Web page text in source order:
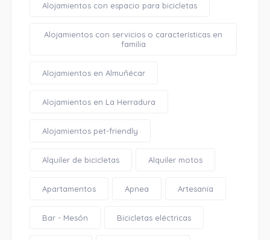
Alojamientos con espacio para bicicletas
Alojamientos con servicios o características en
familia
Alojamientos en Almuñécar
Alojamientos en La Herradura
Alojamientos pet-friendly
Alquiler de bicicletas Alquiler motos
Apartamentos Apnea Artesanía
Bar - Mesón Bicicletas eléctricas